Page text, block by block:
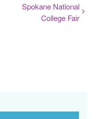
Spokane National
College Fair